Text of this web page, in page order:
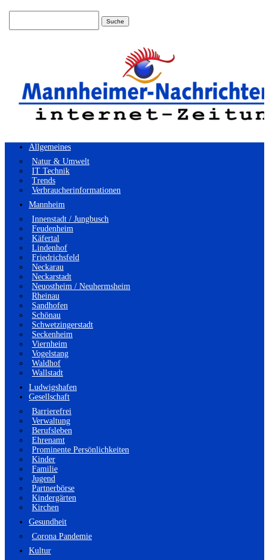
Allgemeines
Natur & Umwelt
IT Technik
Trends
Verbraucherinformationen
Mannheim
Innenstadt / Jungbusch
Feudenheim
Käfertal
Lindenhof
Friedrichsfeld
Neckarau
Neckarstadt
Neuostheim / Neuhermsheim
Rheinau
Sandhofen
Schönau
Schwetzingerstadt
Seckenheim
Viernheim
Vogelstang
Waldhof
Wallstadt
Ludwigshafen
Gesellschaft
Barrierefrei
Verwaltung
Berufsleben
Ehrenamt
Prominente Persönlichkeiten
Kinder
Familie
Jugend
Partnerbörse
Kindergärten
Kirchen
Gesundheit
Corona Pandemie
Kultur